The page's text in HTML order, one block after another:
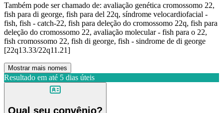
Também pode ser chamado de: avaliação genética cromossomo 22,
fish para di george, fish para del 22q, síndrome velocardiofacial -
fish, fish - catch-22, fish para deleção do cromossomo 22q, fish para
deleção do cromossomo 22, avaliação molecular - fish para o 22,
fish cromossomo 22, fish di george, fish - sindrome de di george
[22q13.33/22q11.21]
Mostrar mais nomes
Resultado em até 5 dias úteis
Qual seu convênio?